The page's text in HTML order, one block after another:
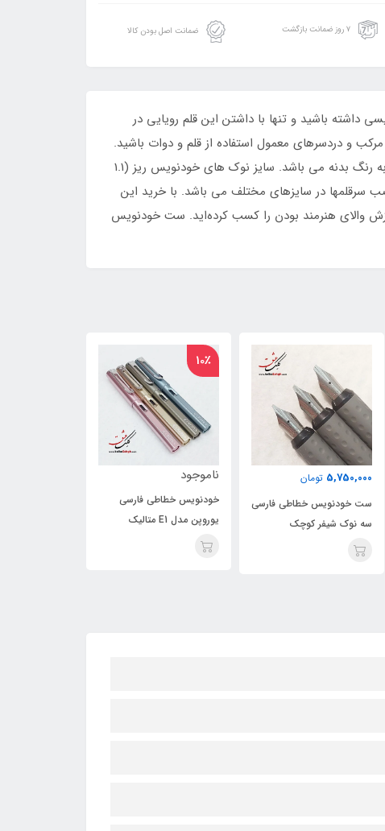
۷ روز ضمانت بازگشت ضمانت اصل بودن کالا
داشته باشید و تنها با داشتن این قلم رویایی در
و دردسرهای معمول استفاده از قلم و دوات باشید.
ست خودنویس خطاطی فارسی اشنایدر مدل کالیسیما شامل یک بدنه قلم، 3 سایز نوک خودنویس و 6 عدد کپسول جوهر به رنگ بدنه می باشد. سایز نوک های خودنویس ریز (1.1
و با قابلیت نصب سرقلمها در سایزهای مختلف می باشد. با خرید این
والای هنرمند بودن را کسب کرده‌اید. ست خودنویس
ناموجود
خودنویس خطاطی فارسی
یوروپن مدل E1 متالیک
ناموجود
ست کادویی خودنویس
خطاطی فارسی شیفر بزرگ